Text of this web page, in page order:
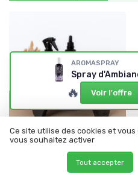
Interview •
12/06/2025
Interview de Ramata Prause :
Vagance - une réponse
naturelle et sans risques
AROMASPRAY
Spray
🔥 Voir l'offre
Ce site utilise des cookies et
vous souhaitez activer
Tout accepter